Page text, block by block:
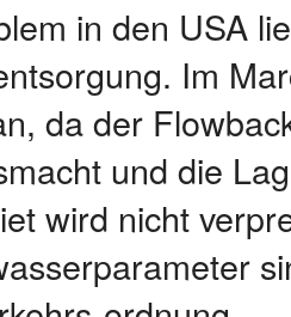
in den USA
Im
da der
und die
wird nicht